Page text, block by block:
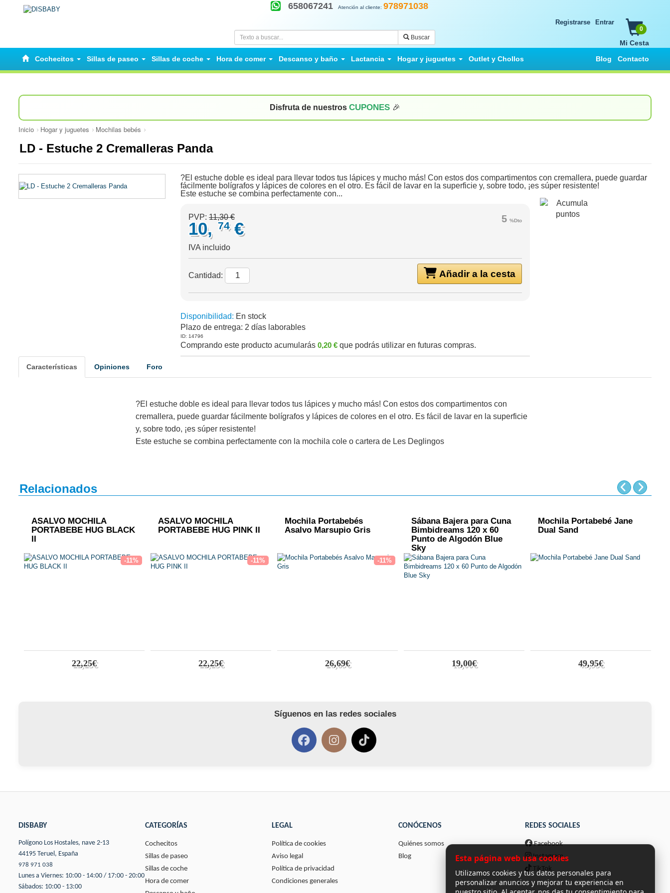
Atención al cliente: 978971038
658067241
Buscar
0
Mi Cesta
Registrarse Entrar
Cochecitos Sillas de paseo Sillas de coche Hora de comer Descanso y baño Lactancia Hogar y juguetes Outlet y Chollos Contacto
Blog
Disfruta de nuestros CUPONES 🎉
Inicio Hogar y juguetes Mochilas bebés
LD - Estuche 2 Cremalleras Panda
?El estuche doble es ideal para llevar todos tus lápices y mucho más! Con estos dos compartimentos con cremallera, puede guardar
fácilmente bolígrafos y lápices de colores en el otro. Es fácil de lavar en la superficie y, sobre todo, ¡es súper resistente!
Este estuche se combina perfectamente con...
5 %Dto
PVP: 11,30 €
10, 74 €
IVA incluido
Añadir a la cesta
Cantidad:
Disponibilidad: En stock
Plazo de entrega: 2 días laborables
ID: 14796
Comprando este producto acumularás 0,20 € que podrás utilizar en futuras compras.
Características Opiniones Foro
?El estuche doble es ideal para llevar todos tus lápices y mucho más! Con estos dos compartimentos con
cremallera, puede guardar fácilmente bolígrafos y lápices de colores en el otro. Es fácil de lavar en la superficie
y, sobre todo, ¡es súper resistente!
Este estuche se combina perfectamente con la mochila cole o cartera de Les Deglingos
Relacionados
ASALVO MOCHILA
PORTABEBE HUG BLACK
II
-11%
22,25€
ASALVO MOCHILA
PORTABEBE HUG PINK II
-11%
22,25€
Mochila Portabebés
Asalvo Marsupio Gris
-11%
26,69€
Sábana Bajera para Cuna
Bimbidreams 120 x 60
Punto de Algodón Blue
Sky
19,00€
Mochila Portabebé Jane
Dual Sand
49,95€
Síguenos en las redes sociales
DISBABY
Polígono Los Hostales, nave 2-13
44195 Teruel, España
978 971 038
Lunes a Viernes: 10:00 - 14:00 / 17:00 - 20:00
Sábados: 10:00 - 13:00
CATEGORÍAS
Cochecitos
Sillas de paseo
Sillas de coche
Hora de comer
LEGAL
Política de cookies
Aviso legal
Política de privacidad
Condiciones generales
CONÓCENOS
Quiénes somos
Blog
REDES SOCIALES
Facebook
Instagram
TikTok
Esta página web usa cookies
Utilizamos cookies y tus datos personales para
personalizar anuncios y mejorar tu experiencia en